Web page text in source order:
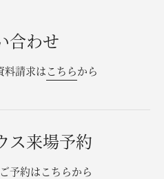
合わせ
料請求はこちらから
ス来場予約
予約はこちらから